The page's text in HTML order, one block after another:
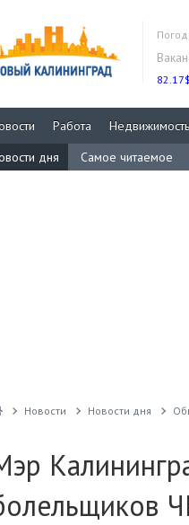
82.17$
Работа Недвижимость
дня
Самое читаемое
Новости Новости дня